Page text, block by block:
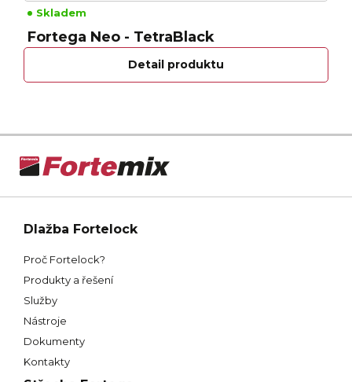
Skladem
Fortega Neo - TetraBlack
Detail produktu
Dlažba Fortelock
Proč Fortelock?
Produkty a řešení
Služby
Nástroje
Dokumenty
Kontakty